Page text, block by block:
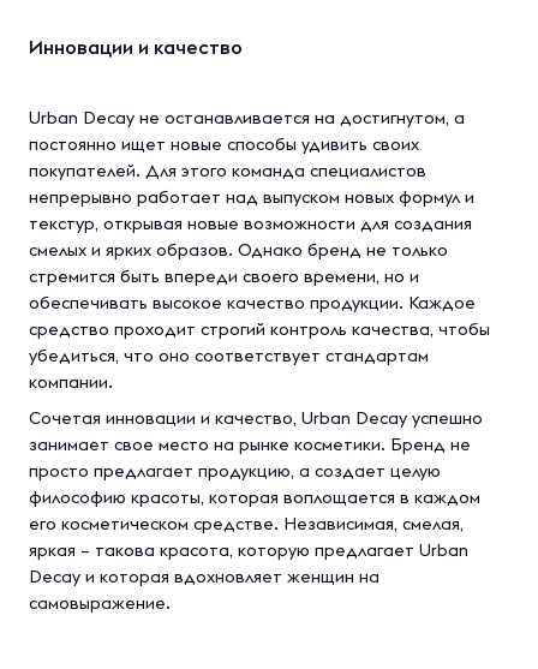
Инновации и качество
Urban Decay не останавливается на достигнутом, а
постоянно ищет новые способы удивить своих
покупателей. Для этого команда специалистов
непрерывно работает над выпуском новых формул и
текстур, открывая новые возможности для создания
смелых и ярких образов. Однако бренд не только
стремится быть впереди своего времени, но и
обеспечивать высокое качество продукции. Каждое
средство проходит строгий контроль качества, чтобы
убедиться, что оно соответствует стандартам
компании.
Сочетая инновации и качество, Urban Decay успешно
занимает свое место на рынке косметики. Бренд не
просто предлагает продукцию, а создает целую
философию красоты, которая воплощается в каждом
его косметическом средстве. Независимая, смелая,
яркая – такова красота, которую предлагает Urban
Decay и которая вдохновляет женщин на
самовыражение.